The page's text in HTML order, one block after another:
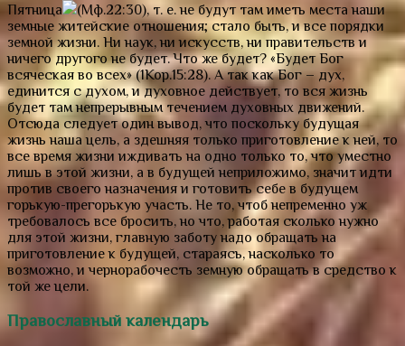
Пятница
(Мф.22:30), т. е. не будут там иметь места наши
земные житейские отношения; стало быть, и все порядки
земной жизни. Ни наук, ни искусств, ни правительств и
ничего другого не будет. Что же будет? «Будет Бог
всяческая во всех»(1Кор.15:28). А так как Бог – дух,
единится с духом, и духовное действует, то вся жизнь
будет там непрерывным течением духовных движений.
Отсюда следует один вывод, что поскольку будущая
жизнь наша цель, а здешняя только приготовление к ней, то
все время жизни иждивать на одно только то, что уместно
лишь в этой жизни, а в будущей неприложимо, значит идти
против своего назначения и готовить себе в будущем
горькую-прегорькую участь. Не то, чтоб непременно уж
требовалось все бросить, но что, работая сколько нужно
для этой жизни, главную заботу надо обращать на
приготовление к будущей, стараясь, насколько то
возможно, и чернорабочесть земную обращать в средство к
той же цели.
Православный календарь